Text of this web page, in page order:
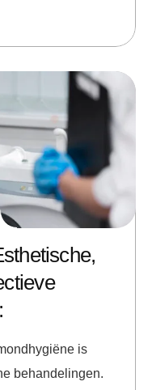
is
behandelingen.